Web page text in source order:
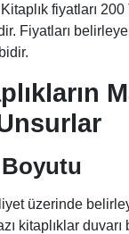
fiyatları
Fiyatları
Boyutu
üzerinde
kitaplıklar duvarı